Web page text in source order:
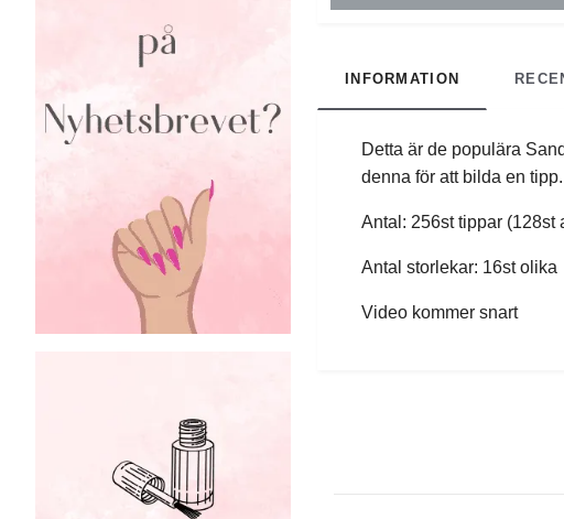
INFORMATION
Detta är de populära
denna för att bilda en tipp.
Antal: 256st tippar (128st
Antal storlekar: 16st olika
Video kommer snart